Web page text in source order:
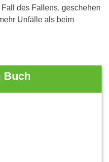
des Fallens, geschehen
Unfälle als beim
Buch